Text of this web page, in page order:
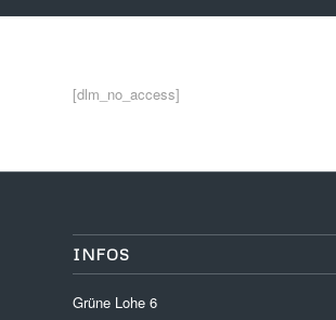
[dlm_no_access]
INFOS
Grüne Lohe 6